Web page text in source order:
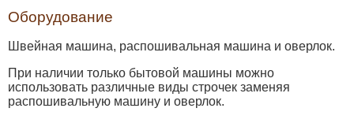
Оборудование
Швейная машина, распошивальная машина и оверлок.
При наличии только бытовой машины можно
использовать различные виды строчек заменяя
распошивальную машину и оверлок.